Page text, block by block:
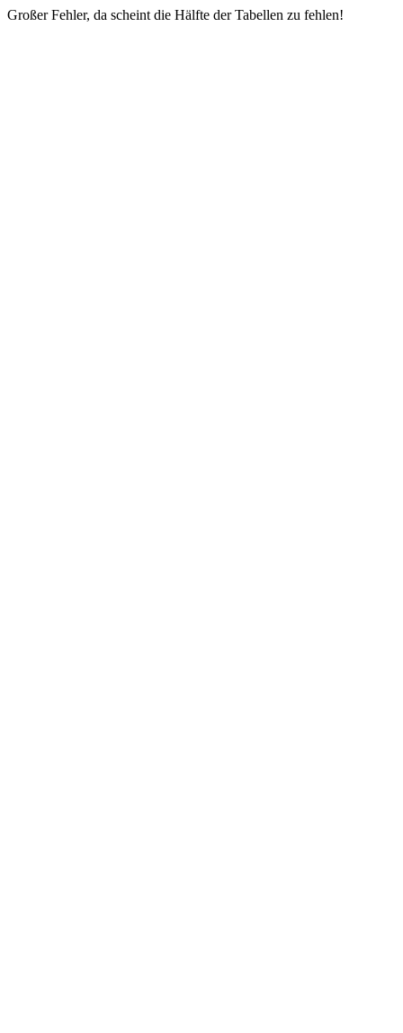
Großer Fehler, da scheint die Hälfte der Tabellen zu fehlen!